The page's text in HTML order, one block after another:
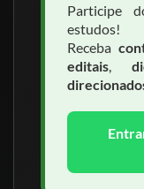
Participe
estudos!
Receba
editais